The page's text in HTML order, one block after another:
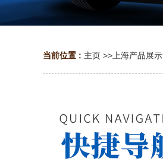
当前位置 : 主页 >> 上海产品展示